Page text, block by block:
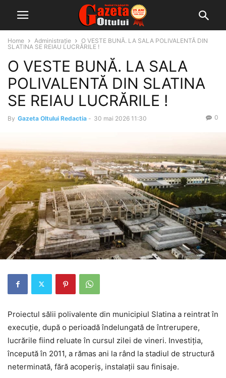
Home Administrație
O VESTE BUNĂ. LA SALA POLIVALENTĂ DIN
SLATINA SE REIAU LUCRĂRILE !
O VESTE BUNĂ. LA SALA
POLIVALENTĂ DIN SLATINA
SE REIAU LUCRĂRILE !
By Gazeta Oltului Redactia - 30 mai 2026 11:30 0
Proiectul sălii polivalente din municipiul Slatina a reintrat în
execuție, după o perioadă îndelungată de întrerupere,
lucrările fiind reluate în cursul zilei de vineri. Investiția,
începută în 2011, a rămas ani la rând la stadiul de structură
neterminată, fără acoperiș, instalații sau finisaje.